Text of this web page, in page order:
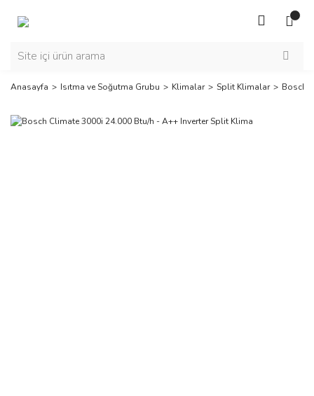
Anasayfa Isıtma ve Soğutma Grubu Klimalar Split Klimalar Bosch